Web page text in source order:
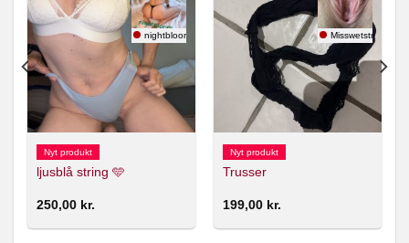
nightbloom 🇸🇪
Nyt produkt
ljusblå string 🩵
250,00 kr.
Misswetstring
Nyt produkt
Trusser
199,00 kr.